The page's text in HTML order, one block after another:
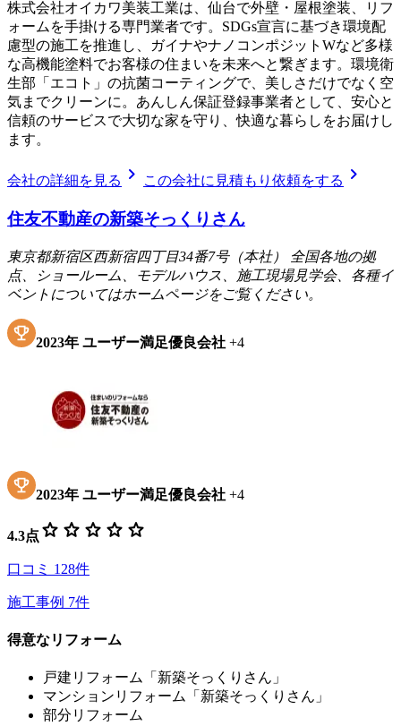
株式会社オイカワ美装工業は、仙台で外壁・屋根塗装、リフ
ォームを手掛ける専門業者です。SDGs宣言に基づき環境配
慮型の施工を推進し、ガイナやナノコンポジットWなど多様
な高機能塗料でお客様の住まいを未来へと繋ぎます。環境衛
生部「エコト」の抗菌コーティングで、美しさだけでなく空
気までクリーンに。あんしん保証登録事業者として、安心と
信頼のサービスで大切な家を守り、快適な暮らしをお届けし
ます。
会社の詳細を見る chevron_right この会社に見積もり依頼をする chevron_right
住友不動産の新築そっくりさん
東京都新宿区西新宿四丁目34番7号（本社） 全国各地の拠
点、ショールーム、モデルハウス、施工現場見学会、各種イ
ベントについてはホームページをご覧ください。
2023年 ユーザー満足優良会社 +4
2023年 ユーザー満足優良会社 +4
4.3点 star star star star star
口コミ 128件
施工事例 7件
得意なリフォーム
戸建リフォーム「新築そっくりさん」
マンションリフォーム「新築そっくりさん」
部分リフォーム